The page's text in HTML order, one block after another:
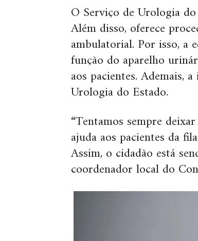
O Serviço de Urologia
Além disso, oferece
ambulatorial. Por isso, a
função do aparelho
aos pacientes. Ademais,
Urologia do Estado.
“Tentamos sempre
ajuda aos pacientes da
Assim, o cidadão está
coordenador local do